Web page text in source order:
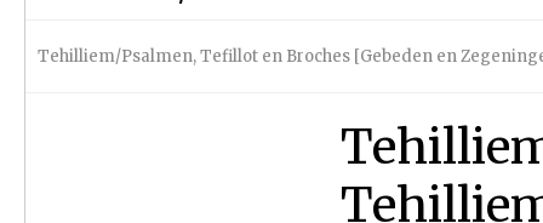
Tehilliem/Psalmen,Tefillot en Broches [Gebeden en